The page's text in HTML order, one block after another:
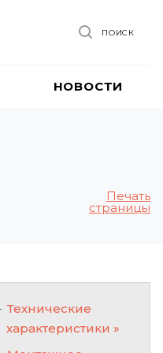
ПОИСК
НОВОСТИ
Печать
страницы
Технические
характеристики »